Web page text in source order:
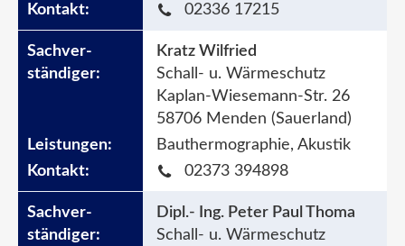
02336 17215
Kratz Wilfried
Schall- u. Wärmeschutz
Kaplan-Wiesemann-Str. 26
58706 Menden (Sauerland)
Bauthermographie, Akustik
02373 394898
Dipl.- Ing. Peter Paul Thoma
Schall- u. Wärmeschutz